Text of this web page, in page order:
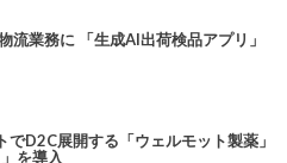
流業務に 「生成AI出荷検品アプリ」
でD2C展開する「ウェルモット製薬」
を導入